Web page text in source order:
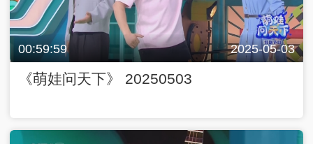
00:59:59 2025-05-03
《萌娃问天下》 20250503